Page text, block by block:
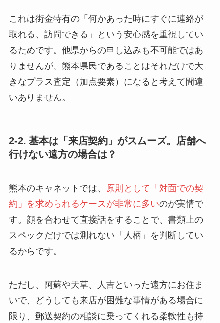
これは街金特有の「何かあった時にすぐに連絡が
取れる、訪問できる」という安心感を重視してい
るためです。他県からの申し込みも不可能ではあ
りませんが、熊本県民であることはそれだけで大
きなプラス査定（加点要素）になると考えて間違
いありません。
2-2. 基本は「来店契約」がスムーズ。店舗へ
行けない遠方の場合は？
熊本のキャネットでは、
原則として「対面での契
約」を求められるケースが非常に多いのが実情で
す。顔を合わせて直接話をすることで、書類上の
スペックだけでは測れない「人柄」を判断してい
るからです。
ただし、阿蘇や天草、人吉といった遠方にお住ま
いで、どうしても来店が困難な事情がある場合に
限り、郵送契約の相談に乗ってくれる柔軟性も持